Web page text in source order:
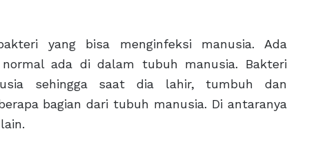
yang bisa menginfeksi manusia. Ada
ada di dalam tubuh manusia. Bakteri
sehingga saat dia lahir, tumbuh dan
bagian dari tubuh manusia. Di antaranya